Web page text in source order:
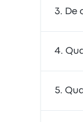
A
De
De
Em